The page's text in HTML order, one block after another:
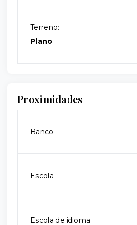
Terreno:
Plano
Proximidades
Banco
Escola
Escola de idioma